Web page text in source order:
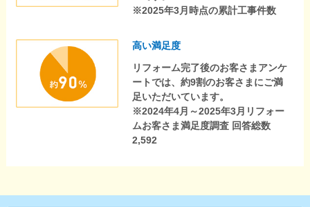
※2025年3月時点の累計工事件数
高い満足度
リフォーム完了後のお客さまアンケ
ートでは、約9割のお客さまにご満
足いただいています。
※2024年4月～2025年3月リフォー
ムお客さま満足度調査 回答総数
2,592